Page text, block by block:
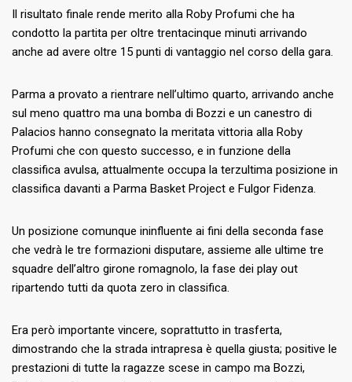
Il risultato finale rende merito alla Roby Profumi che ha
condotto la partita per oltre trentacinque minuti arrivando
anche ad avere oltre 15 punti di vantaggio nel corso della gara.
Parma a provato a rientrare nell’ultimo quarto, arrivando anche
sul meno quattro ma una bomba di Bozzi e un canestro di
Palacios hanno consegnato la meritata vittoria alla Roby
Profumi che con questo successo, e in funzione della
classifica avulsa, attualmente occupa la terzultima posizione in
classifica davanti a Parma Basket Project e Fulgor Fidenza.
Un posizione comunque ininfluente ai fini della seconda fase
che vedrà le tre formazioni disputare, assieme alle ultime tre
squadre dell’altro girone romagnolo, la fase dei play out
ripartendo tutti da quota zero in classifica.
Era però importante vincere, soprattutto in trasferta,
dimostrando che la strada intrapresa è quella giusta; positive le
prestazioni di tutte la ragazze scese in campo ma Bozzi,